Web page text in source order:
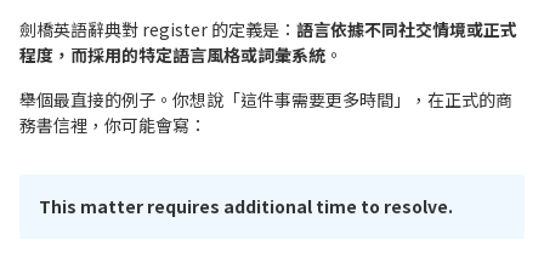
劍橋英語辭典對 register 的定義是： 語言依據不同社交情境或正式
程度，而採用的特定語言風格或詞彙系統 。
舉個最直接的例子。你想說「這件事需要更多時間」，在正式的商
務書信裡，你可能會寫：
This matter requires additional time to resolve.